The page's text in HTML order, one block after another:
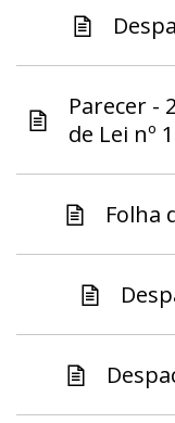
Parecer -
de Lei nº
Folha